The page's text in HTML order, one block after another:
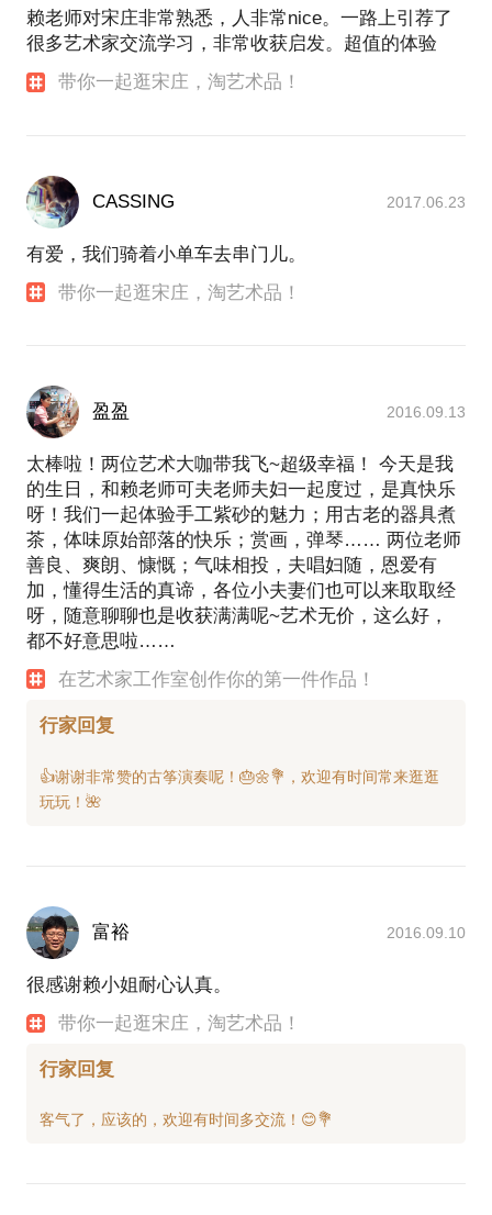
赖老师对宋庄非常熟悉，人非常nice。一路上引荐了
很多艺术家交流学习，非常收获启发。超值的体验
带你一起逛宋庄，淘艺术品！
CASSING 2017.06.23
有爱，我们骑着小单车去串门儿。
带你一起逛宋庄，淘艺术品！
盈盈 2016.09.13
太棒啦！两位艺术大咖带我飞~超级幸福！ 今天是我
的生日，和赖老师可夫老师夫妇一起度过，是真快乐
呀！我们一起体验手工紫砂的魅力；用古老的器具煮
茶，体味原始部落的快乐；赏画，弹琴…… 两位老师
善良、爽朗、慷慨；气味相投，夫唱妇随，恩爱有
加，懂得生活的真谛，各位小夫妻们也可以来取取经
呀，随意聊聊也是收获满满呢~艺术无价，这么好，
都不好意思啦……
在艺术家工作室创作你的第一件作品！
行家回复
👍谢谢非常赞的古筝演奏呢！🎂🌼💐，欢迎有时间常来逛逛
富裕 2016.09.10
很感谢赖小姐耐心认真。
带你一起逛宋庄，淘艺术品！
行家回复